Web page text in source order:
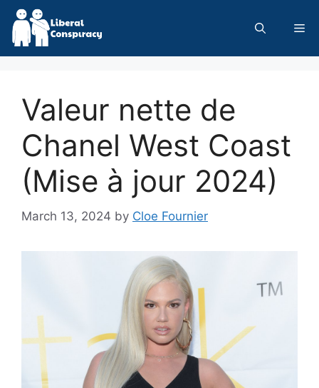
Skip
content
Valeur nette de
Chanel West Coast
(Mise à jour 2024)
March 13, 2024 by Cloe Fournier